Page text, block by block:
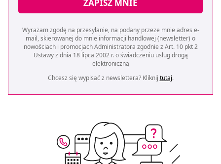
ZAPISZ MNIE
Wyrażam zgodę na przesyłanie, na podany przeze mnie adres e-
mail, skierowanej do mnie informacji handlowej (newsletter) o
nowościach i promocjach Administratora zgodnie z Art. 10 pkt 2
Ustawy z dnia 18 lipca 2002 r. o świadczeniu usług drogą
elektroniczną
Chcesz się wypisać z newslettera? Kliknij tutaj.